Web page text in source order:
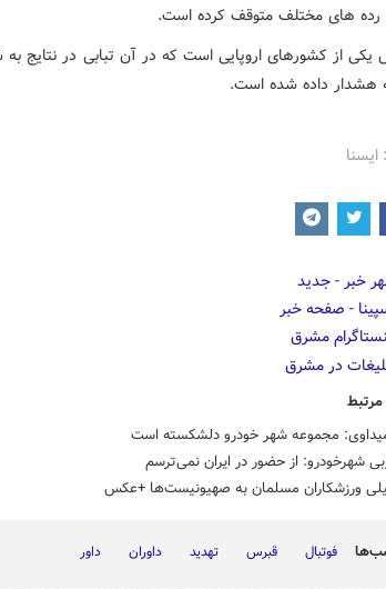
رده های مختلف متوقف کرده است.
یکی از کشورهای اروپایی است که در آن تبابی در نتایج
هشدار داده شده است.
ایسنا
مرتبط
مجموعه شهر خودرو دلشکسته است
شهرخودرو: از حضور در ایران نمی‌ترسم
ورزشکاران مسلمان به صهیونیست‌ها +عکس
فوتبال قبرس تهدید داوران داور